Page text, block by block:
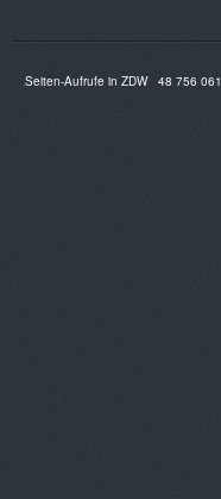
Seiten-Aufrufe in ZDW 48 756 061